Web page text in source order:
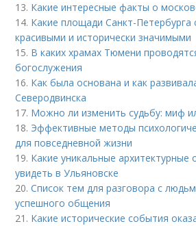
13. Какие интересные факты о
14. Какие площади Санкт-
красивыми и исторически значимыми
15. В каких храмах Тюмени
богослужения
16. Как была основана и как
Северодвинска
17. Можно ли изменить судьбу: миф
18. Эффективные методы
для повседневной жизни
19. Какие уникальные
увидеть в Ульяновске
20.Список тем для разговора с
успешного общения
21. Какие исторические события